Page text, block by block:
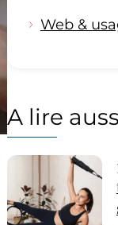
Web &
A lire